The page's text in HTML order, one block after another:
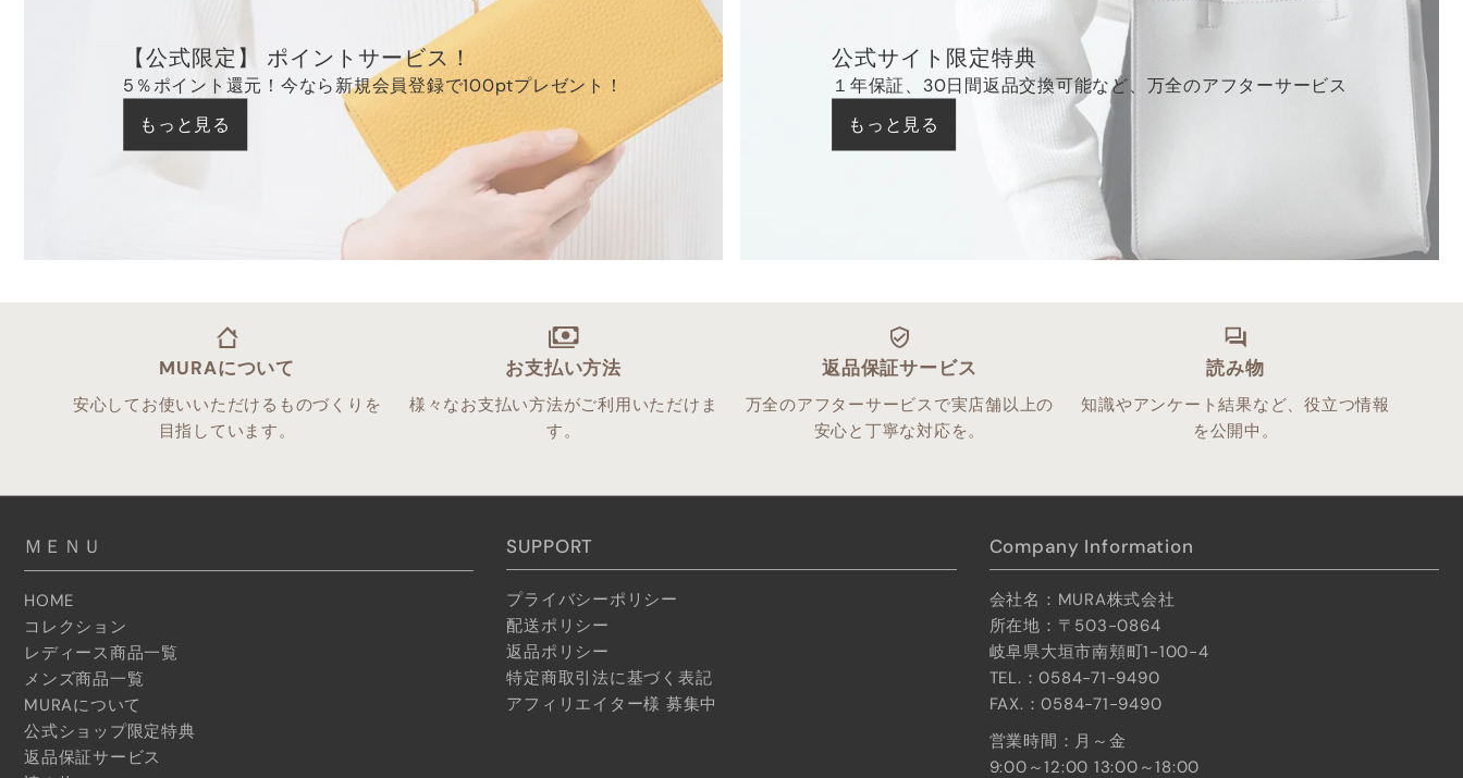
【公式限定】 ポイントサービス！
5％ポイント還元！今なら新規会員登録で100ptプレゼント！
もっと見る
公式サイト限定特典
１年保証、30日間返品交換可能など、万全のアフターサービス
もっと見る
MURAについて
安心してお使いいただけるものづくりを
目指しています。
お支払い方法
様々なお支払い方法がご利用いただけま
す。
返品保証サービス
万全のアフターサービスで実店舗以上の
安心と丁寧な対応を。
読み物
知識やアンケート結果など、役立つ情報
を公開中。
ＭＥＮＵ
HOME
コレクション
レディース商品一覧
メンズ商品一覧
MURAについて
公式ショップ限定特典
返品保証サービス
SUPPORT
プライバシーポリシー
配送ポリシー
返品ポリシー
特定商取引法に基づく表記
アフィリエイター様 募集中
Company Information
会社名：MURA株式会社
所在地：〒503-0864
岐阜県大垣市南頬町1-100-4
TEL.：0584-71-9490
FAX.：0584-71-9490
営業時間：月～金
9:00～12:00 13:00～18:00